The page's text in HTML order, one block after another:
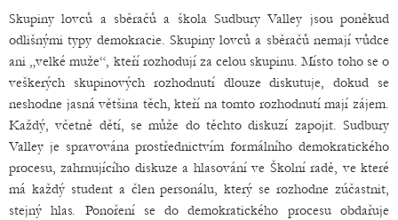
Skupiny lovců a sběračů a škola Sudbury Valley jsou poněkud
odlišnými typy demokracie. Skupiny lovců a sběračů nemají vůdce
ani „velké muže“, kteří rozhodují za celou skupinu. Místo toho se o
veškerých skupinových rozhodnutí dlouze diskutuje, dokud se
neshodne jasná většina těch, kteří na tomto rozhodnutí mají zájem.
Každý, včetně dětí, se může do těchto diskuzí zapojit. Sudbury
Valley je spravována prostřednictvím formálního demokratického
procesu, zahrnujícího diskuze a hlasování ve Školní radě, ve které
má každý student a člen personálu, který se rozhodne zúčastnit,
stejný hlas. Ponoření se do demokratického procesu obdařuje